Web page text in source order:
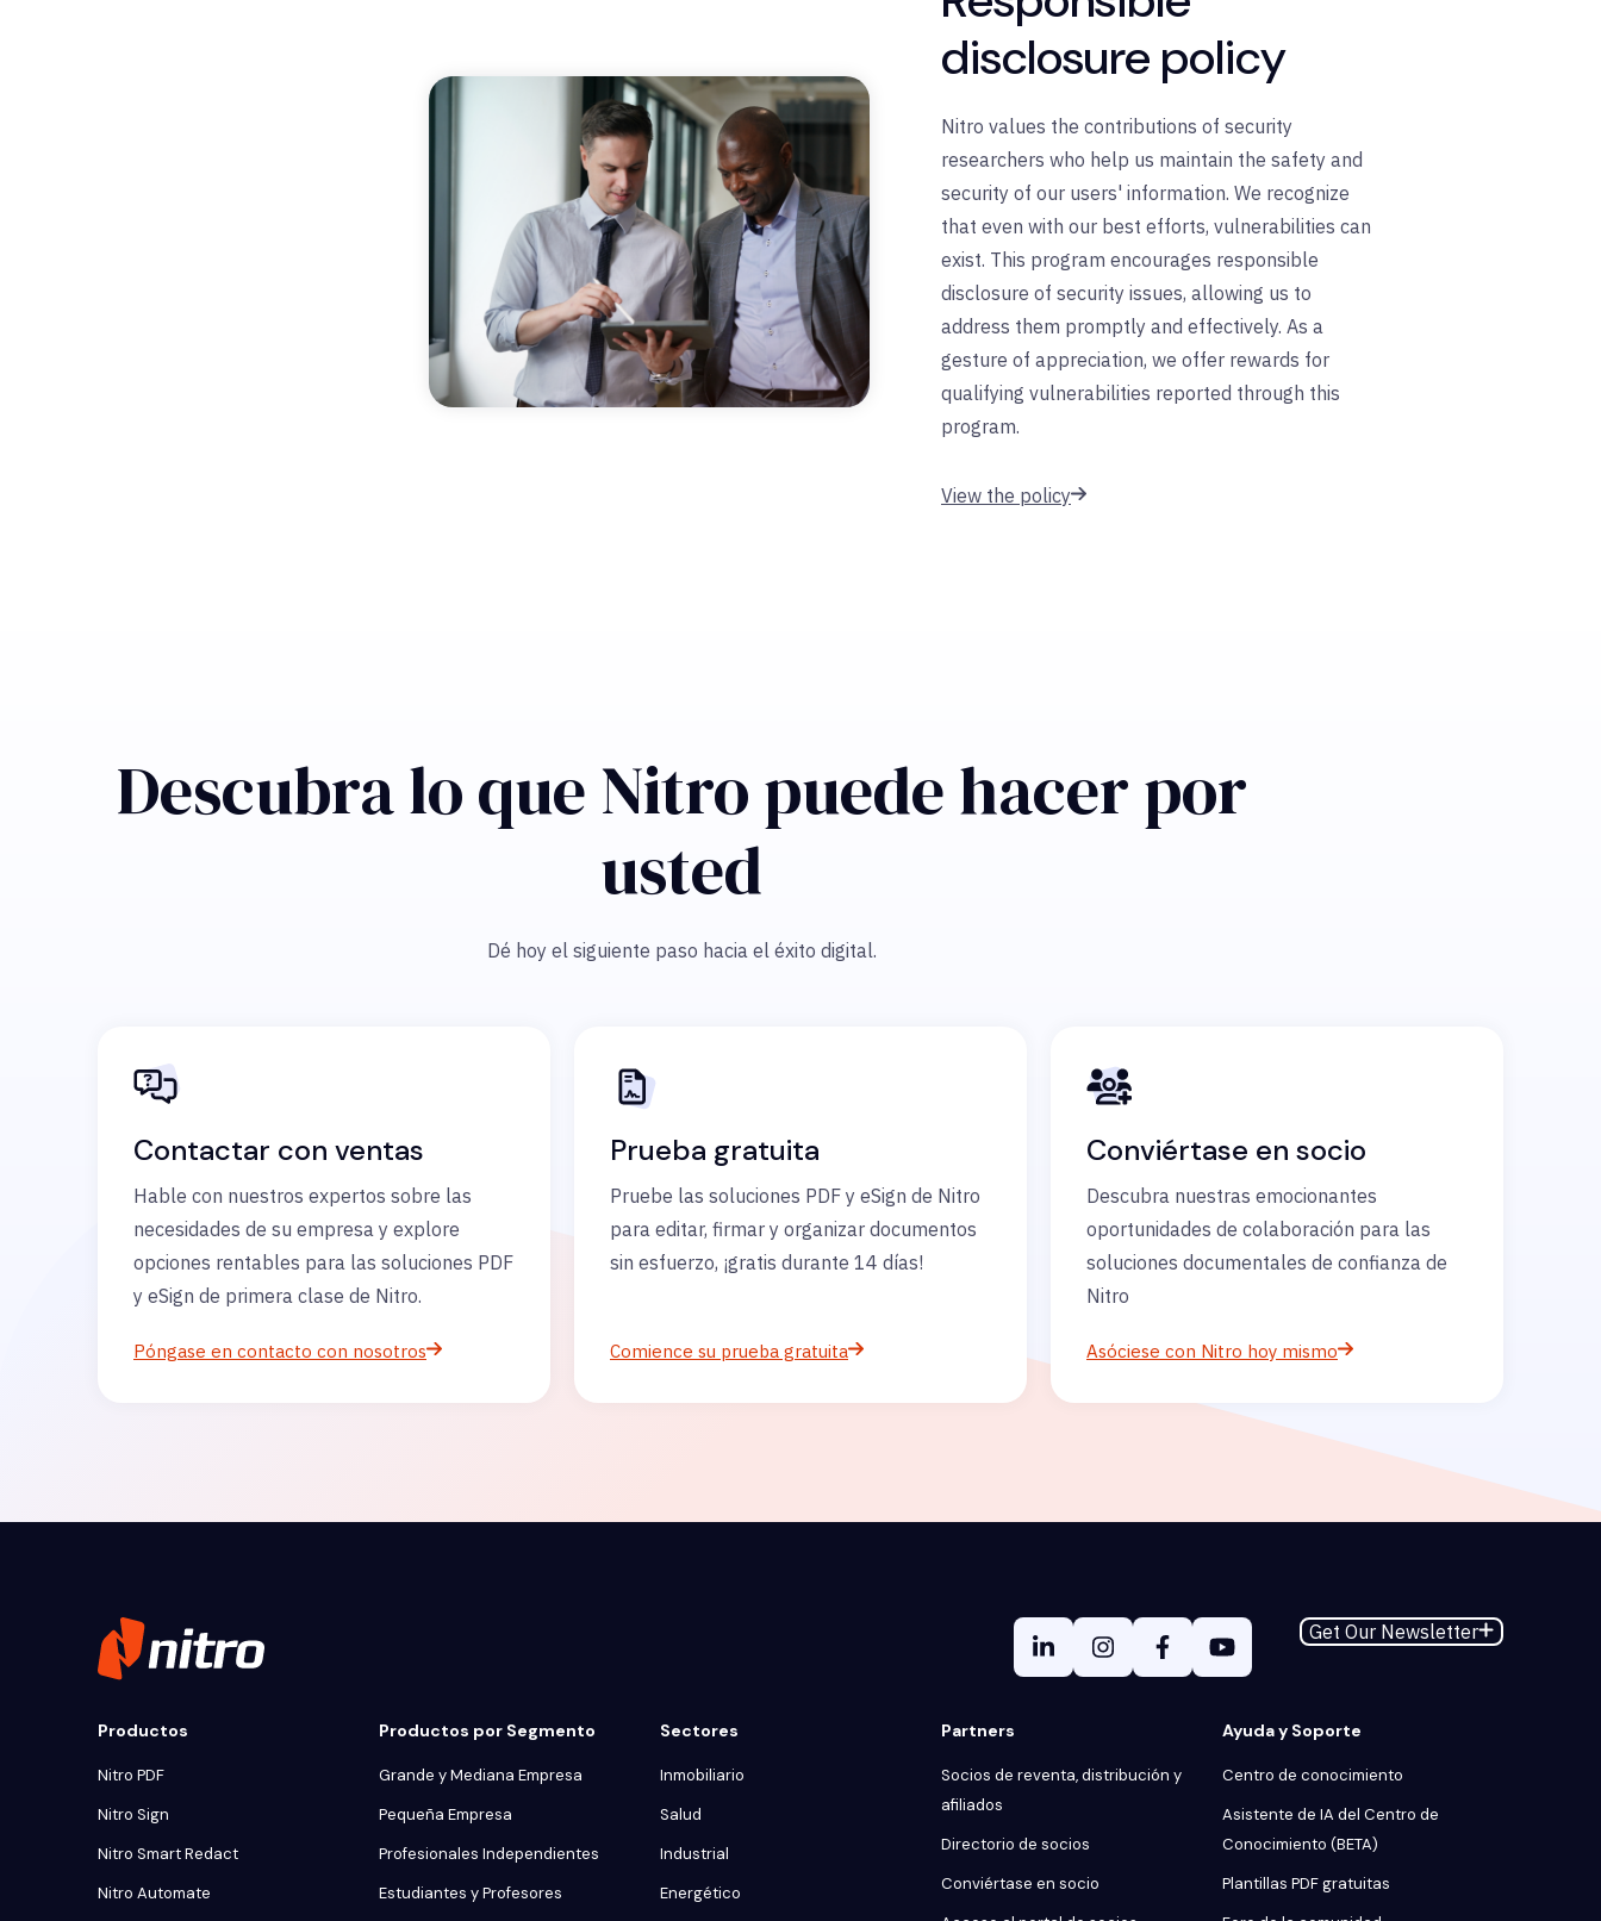
disclosure policy
Nitro values the contributions of security
researchers who help us maintain the safety and
security of our users' information. We recognize
that even with our best efforts, vulnerabilities can
exist. This program encourages responsible
disclosure of security issues, allowing us to
address them promptly and effectively. As a
gesture of appreciation, we offer rewards for
qualifying vulnerabilities reported through this
program.
View the policy
Descubra lo que Nitro puede hacer por
usted
Dé hoy el siguiente paso hacia el éxito digital.
Contactar con ventas
Hable con nuestros expertos sobre las
necesidades de su empresa y explore
opciones rentables para las soluciones PDF
y eSign de primera clase de Nitro.
Póngase en contacto con nosotros
Prueba gratuita
Pruebe las soluciones PDF y eSign de Nitro
para editar, firmar y organizar documentos
sin esfuerzo, ¡gratis durante 14 días!
Comience su prueba gratuita
Conviértase en socio
Descubra nuestras emocionantes
oportunidades de colaboración para las
soluciones documentales de confianza de
Nitro
Asóciese con Nitro hoy mismo
Get Our Newsletter
Productos
Nitro PDF
Nitro Sign
Nitro Smart Redact
Nitro Automate
Productos por Segmento
Grande y Mediana Empresa
Pequeña Empresa
Profesionales Independientes
Estudiantes y Profesores
Sectores
Inmobiliario
Salud
Industrial
Energético
Partners
Socios de reventa, distribución y
afiliados
Directorio de socios
Conviértase en socio
Ayuda y Soporte
Centro de conocimiento
Asistente de IA del Centro de
Conocimiento (BETA)
Plantillas PDF gratuitas